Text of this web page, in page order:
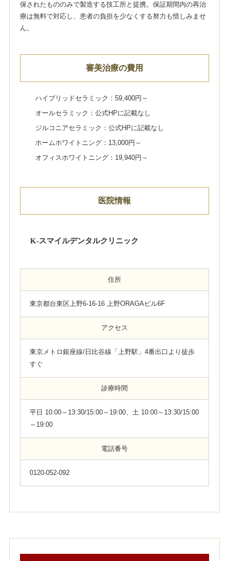
保されたもののみで製造する技工所と提携。保証期間内の再治
療は無料で対応し、患者の負担を少なくする努力も惜しみませ
ん。
審美治療の費用
ハイブリッドセラミック：59,400円～
オールセラミック：公式HPに記載なし
ジルコニアセラミック：公式HPに記載なし
ホームホワイトニング：13,000円～
オフィスホワイトニング：19,940円～
医院情報
K-スマイルデンタルクリニック
住所
東京都台東区上野6-16-16 上野ORAGAビル6F
アクセス
東京メトロ銀座線/日比谷線「上野駅」4番出口より徒歩
すぐ
診療時間
平日 10:00～13:30/15:00～19:00、土 10:00～13:30/15:00
～19:00
電話番号
0120-052-092